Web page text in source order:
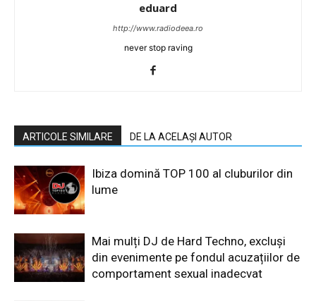
eduard
http://www.radiodeea.ro
never stop raving
ARTICOLE SIMILARE DE LA ACELAȘI AUTOR
Ibiza domină TOP 100 al cluburilor din
lume
Mai mulți DJ de Hard Techno, excluși
din evenimente pe fondul acuzațiilor de
comportament sexual inadecvat